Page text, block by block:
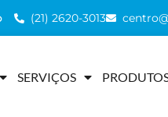
(21) 2620-3013
SERVIÇOS